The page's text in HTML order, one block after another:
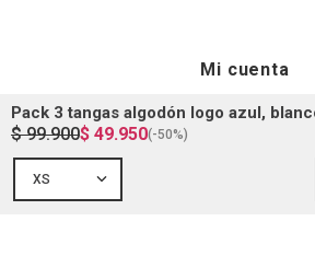
Pack 3 tangas algodón logo azul,
$ 99.900$ 49.950(-50%)
XS
Mi cuenta